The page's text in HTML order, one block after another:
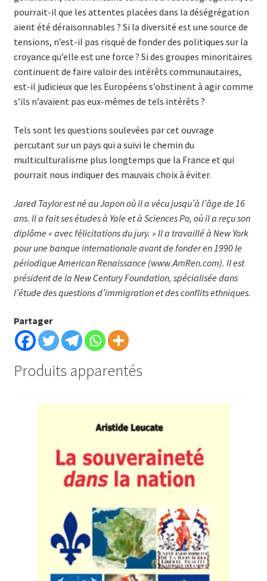
pourrait-il que les attentes placées dans la déségrégation
aient été déraisonnables ? Si la diversité est une source de
tensions, n’est-il pas risqué de fonder des politiques sur la
croyance qu’elle est une force ? Si des groupes minoritaires
continuent de faire valoir des intérêts communautaires,
est-il judicieux que les Européens s’obstinent à agir comme
s’ils n’avaient pas eux-mêmes de tels intérêts ?
Tels sont les questions soulevées par cet ouvrage
percutant sur un pays qui a suivi le chemin du
multiculturalisme plus longtemps que la France et qui
pourrait nous indiquer des mauvais choix à éviter.
Jared Taylor est né au Japon où il a vécu jusqu’à l’âge de 16
ans. Il a fait ses études à Yale et à Sciences Po, où il a reçu son
diplôme « avec félicitations du jury. » Il a travaillé à New York
pour une banque internationale avant de fonder en 1990 le
périodique American Renaissance (www.AmRen.com). Il est
président de la New Century Foundation, spécialisée dans
l’étude des questions d’immigration et des conflits ethniques.
Partager
Produits apparentés